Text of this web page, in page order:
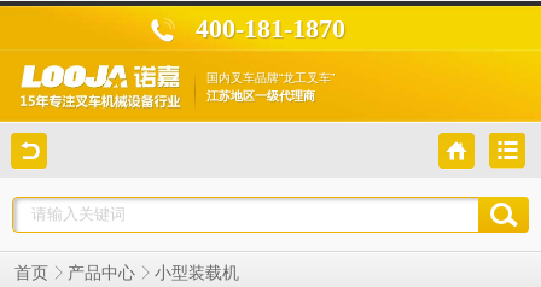
400-181-1870
国内叉车品牌“龙工叉车”
江苏地区一级代理商
首页 产品中心 小型装载机